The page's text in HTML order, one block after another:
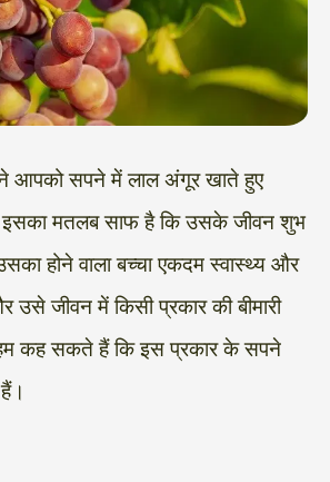
आपको सपने में लाल अंगूर खाते हुए
इसका मतलब साफ है कि उसके जीवन शुभ
होने वाला बच्चा एकदम स्वास्थ्य और
उसे जीवन में किसी प्रकार की बीमारी
हम कह सकते हैं कि इस प्रकार के सपने